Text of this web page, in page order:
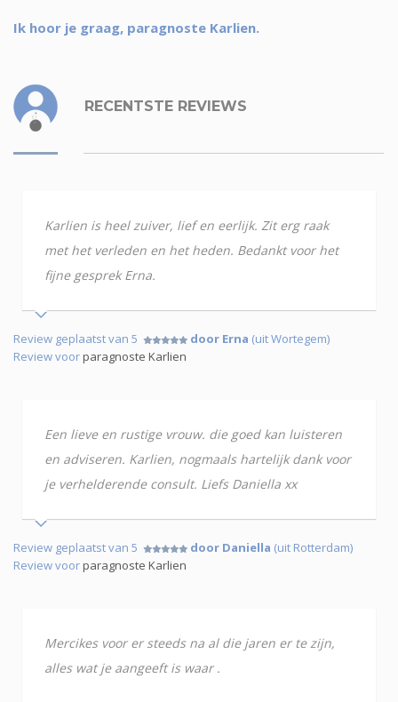
Ik hoor je graag, paragnoste Karlien.
RECENTSTE REVIEWS
Karlien is heel zuiver, lief en eerlijk. Zit erg raak
met het verleden en het heden. Bedankt voor het
fijne gesprek Erna.
Review geplaatst van 5 door Erna (uit Wortegem)
Review voorparagnoste Karlien
Een lieve en rustige vrouw. die goed kan luisteren
en adviseren. Karlien, nogmaals hartelijk dank voor
je verhelderende consult. Liefs Daniella xx
Review geplaatst van 5 door Daniella (uit Rotterdam)
Review voorparagnoste Karlien
Mercikes voor er steeds na al die jaren er te zijn,
alles wat je aangeeft is waar .